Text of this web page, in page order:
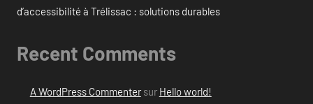
d’accessibilité à Trélissac : solutions durables
Recent Comments
A WordPress Commentersur Hello world!